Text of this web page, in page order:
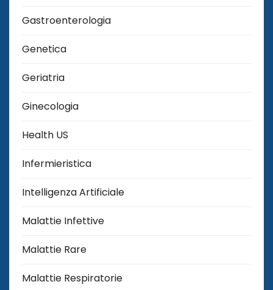
Gastroenterologia
Genetica
Geriatria
Ginecologia
Health US
Infermieristica
Intelligenza Artificiale
Malattie Infettive
Malattie Rare
Malattie Respiratorie